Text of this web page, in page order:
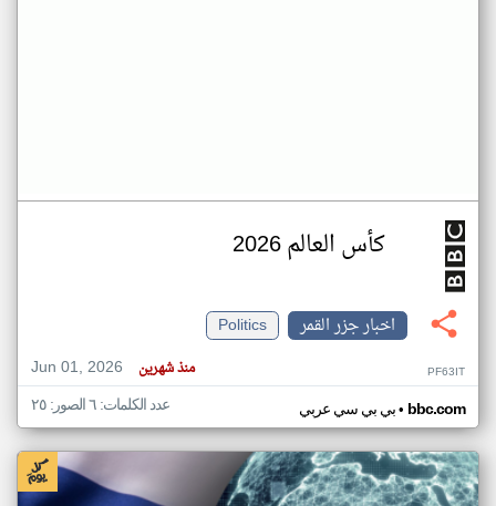
كأس العالم 2026
اخبار جزر القمر
Politics
Jun 01, 2026
منذ شهرين PF63IT
بي بي سي عربي• bbc.com عدد الكلمات: ٦ الصور: ٢٥